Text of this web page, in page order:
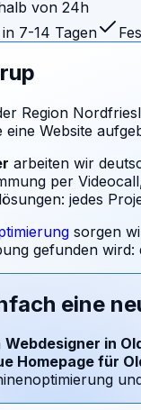
von 24h
in 7-14 Tagen
Region
Website
arbeiten wir
per
jedes
sorgen
gefunden
eine
Webdesigner in
Homepage für